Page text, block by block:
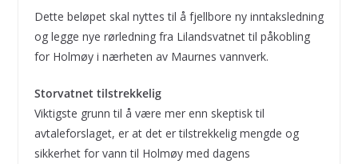
Dette beløpet skal nyttes til å fjellbore ny inntaksledning
og legge nye rørledning fra Lilandsvatnet til påkobling
for Holmøy i nærheten av Maurnes vannverk.
Storvatnet tilstrekkelig
Viktigste grunn til å være mer enn skeptisk til
avtaleforslaget, er at det er tilstrekkelig mengde og
sikkerhet for vann til Holmøy med dagens